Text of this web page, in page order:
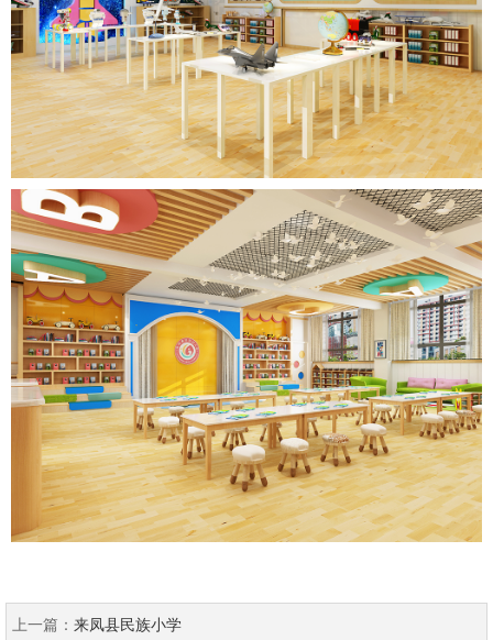
上一篇： 来凤县民族小学